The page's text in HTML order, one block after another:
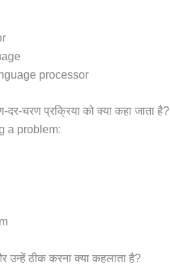
processor
चरण प्रक्रिया को क्या कहा जाता है?
a problem:
उन्हें ठीक करना क्या कहलाता है?